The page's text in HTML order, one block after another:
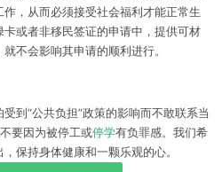
，从而必须接受社会福利才能正常生
或者非移民签证的申请中，提供可材
不会影响其申请的顺利进行。
到“公共负担”政策的影响而不敢联系当
要因为被停工或停学有负罪感。我们希
保持身体健康和一颗乐观的心。